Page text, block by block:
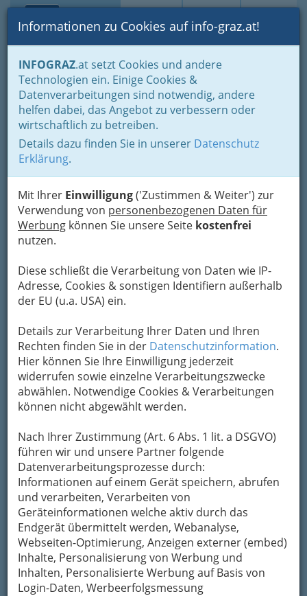
Suche Login Toggle
Informationen zu Cookies auf info-graz.at!
INFOGRAZ.at setzt Cookies und andere
Technologien ein. Einige Cookies &
Datenverarbeitungen sind notwendig, andere
helfen dabei, das Angebot zu verbessern oder
wirtschaftlich zu betreiben.
Details dazu finden Sie in unserer Datenschutz
Erklärung.
Mit Ihrer Einwilligung('Zustimmen & Weiter') zur
Verwendung von personenbezogenen Daten für
Werbung können Sie unsere Seite kostenfrei
nutzen.
Diese schließt die Verarbeitung von Daten wie IP-
Adresse, Cookies & sonstigen Identifiern außerhalb
der EU (u.a. USA) ein.
Details zur Verarbeitung Ihrer Daten und Ihren
Rechten finden Sie in der Datenschutzinformation.
Hier können Sie Ihre Einwilligung jederzeit
widerrufen sowie einzelne Verarbeitungszwecke
abwählen. Notwendige Cookies & Verarbeitungen
können nicht abgewählt werden.
Nach Ihrer Zustimmung (Art. 6 Abs. 1 lit. a DSGVO)
führen wir und unsere Partner folgende
Datenverarbeitungsprozesse durch:
Informationen auf einem Gerät speichern, abrufen
und verarbeiten, Verarbeiten von
Geräteinformationen welche aktiv durch das
Endgerät übermittelt werden, Webanalyse,
Webseiten-Optimierung, Anzeigen externer (embed)
Inhalte, Personalisierung von Werbung und
Inhalten, Personalisierte Werbung auf Basis von
Login-Daten, Werbeerfolgsmessung
Home Lifestyle
Feste feiern
Geschenktipps für alle Anlässe in 20 Kategorien
Rund ums Wohnen und Einrichten - besondere Geschenke
OBI Markt Graz Nord
Wiener Straße 372, 8051 Graz
+43 316 681 526
+43 316 681 526 - 499
Name: imo Markt Gesellschaft m.b.H.
Status: aktive Firma
Adresse: Offnerplatzl 1, A-9400 Wolfsberg
Telefon: 0043 (4352) 52500
E-Mail: zentrale@imo-markt.at
Internet: http://www.obi.at
Rechtsform: Gesellschaft mit beschränkter
Haftung
Firmenbuchnummer: FN 119786 g
Branche: Önace 524601 70% Einzelhandel mit
Metallwaren, Bau- und Heimwerkerbedarf
Önace 519000 20% Sonstiger Großhandel
Önace 521202 10% Sonstiger Einzelhandel mit
Waren verschiedener Art (ohne Warenhäuser)
Karte
Adresse mit Google Maps anschauen